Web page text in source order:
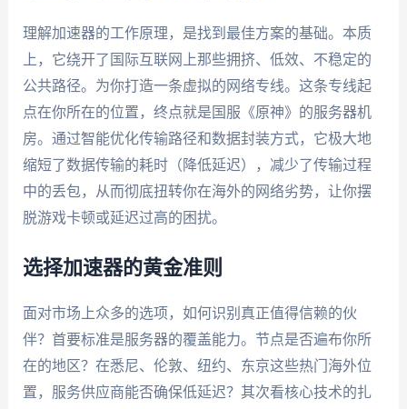
理解加速器的工作原理，是找到最佳方案的基础。本质
上，它绕开了国际互联网上那些拥挤、低效、不稳定的
公共路径。为你打造一条虚拟的网络专线。这条专线起
点在你所在的位置，终点就是国服《原神》的服务器机
房。通过智能优化传输路径和数据封装方式，它极大地
缩短了数据传输的耗时（降低延迟），减少了传输过程
中的丢包，从而彻底扭转你在海外的网络劣势，让你摆
脱游戏卡顿或延迟过高的困扰。
选择加速器的黄金准则
面对市场上众多的选项，如何识别真正值得信赖的伙
伴？首要标准是服务器的覆盖能力。节点是否遍布你所
在的地区？在悉尼、伦敦、纽约、东京这些热门海外位
置，服务供应商能否确保低延迟？其次看核心技术的扎